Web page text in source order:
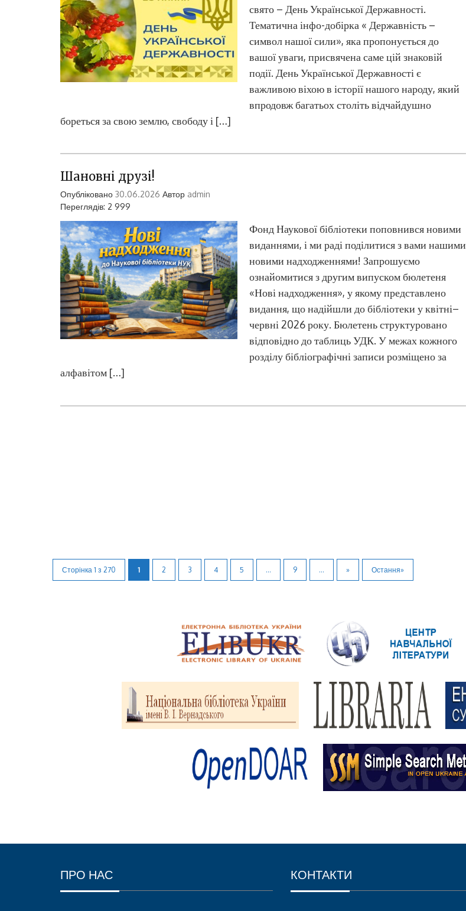
свято – День Української Державності.
Тематична інфо-добірка « Державність –
символ нашої сили», яка пропонується до
вашої уваги, присвячена саме цій знаковій
події. День Української Державності є
важливою віхою в історії нашого народу, який
впродовж багатьох століть відчайдушно
бореться за свою землю, свободу і […]
Шановні друзі!
Опубліковано 30.06.2026 Автор admin
Переглядів: 2 999
Фонд Наукової бібліотеки поповнився новими
виданнями, і ми раді поділитися з вами нашими
новими надходженнями! Запрошуємо
ознайомитися з другим випуском бюлетеня
«Нові надходження», у якому представлено
видання, що надійшли до бібліотеки у квітні–
червні 2026 року. Бюлетень структуровано
відповідно до таблиць УДК. У межах кожного
розділу бібліографічні записи розміщено за
алфавітом […]
Сторінка 1 з 270 1 2 3 4 5 ... 9 ... » Остання»
ПРО НАС КОНТАКТИ